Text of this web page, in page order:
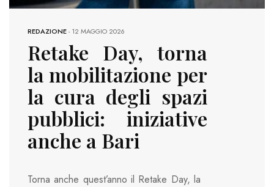
REDAZIONE-12 MAGGIO 2026
Retake Day, torna
la mobilitazione per
la cura degli spazi
pubblici: iniziative
anche a Bari
Torna anche quest’anno il Retake Day, la